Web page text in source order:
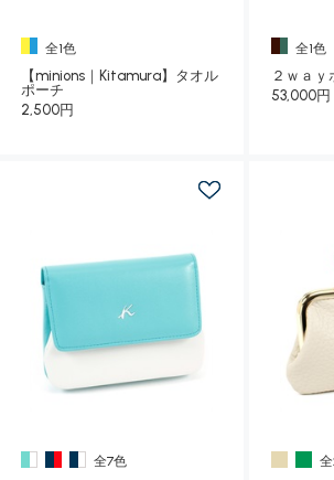
全1色
【minions｜Kitamura】タオル
ポーチ
2,500円
全1色
２ｗａ
53,000円
全7色